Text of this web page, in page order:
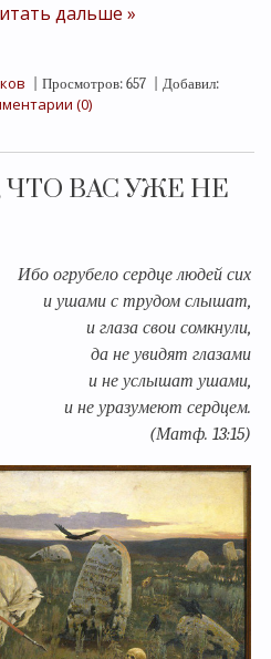
дальше »
Просмотров: 657 Добавил:
(0)
ВАС УЖЕ НЕ
Ибо огрубело сердце людей сих
и ушами с трудом слышат,
и глаза свои сомкнули,
да не увидят глазами
и не услышат ушами,
и не уразумеют сердцем.
(Матф. 13:15)